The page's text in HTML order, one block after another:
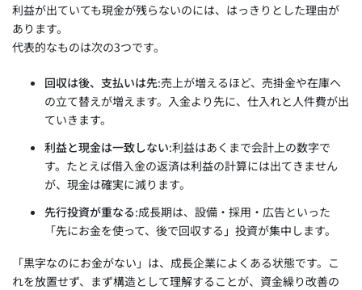
利益が出ていても現金が残らないのには、はっきりとした理由が
あります。
代表的なものは次の3つです。
回収は後、支払いは先:売上が増えるほど、売掛金や在庫へ
の立て替えが増えます。入金より先に、仕入れと人件費が出
ていきます。
利益と現金は一致しない:利益はあくまで会計上の数字で
す。たとえば借入金の返済は利益の計算には出てきません
が、現金は確実に減ります。
先行投資が重なる:成長期は、設備・採用・広告といった
「先にお金を使って、後で回収する」投資が集中します。
「黒字なのにお金がない」は、成長企業によくある状態です。こ
れを放置せず、まず構造として理解することが、資金繰り改善の